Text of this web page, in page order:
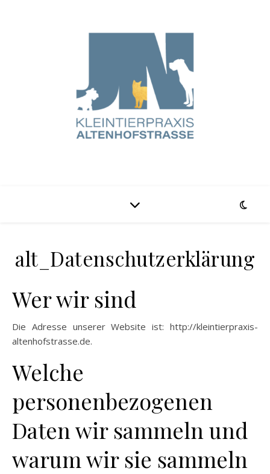
alt_Datenschutzerklärung
Wer wir sind
Die Adresse unserer Website ist: http://kleintierpraxis-
altenhofstrasse.de.
Welche
personenbezogenen
Daten wir sammeln und
warum wir sie sammeln